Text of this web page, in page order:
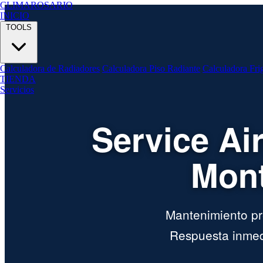
CLIMAROSARIO
INICIO
TOOLS
Calculadora de Radiadores Calculadora Piso Radiante Calculadora
TIENDA
Servicios
Service
Mantenimiento
Respuesta